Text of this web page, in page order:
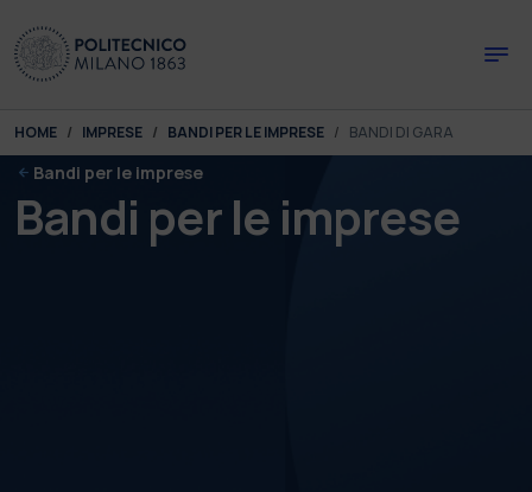
You are here:
HOME IMPRESE BANDI PER LE IMPRESE BANDI DI GARA
Bandi per le imprese
Bandi per le imprese